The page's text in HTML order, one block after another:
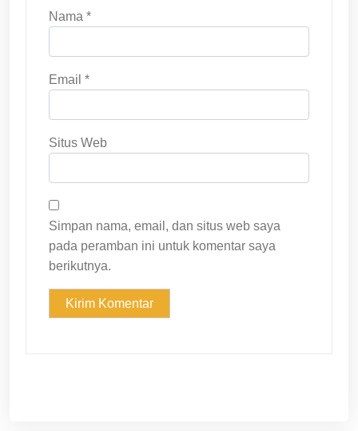
Nama *
Email *
Situs Web
Simpan nama, email, dan situs web saya
pada peramban ini untuk komentar saya
berikutnya.